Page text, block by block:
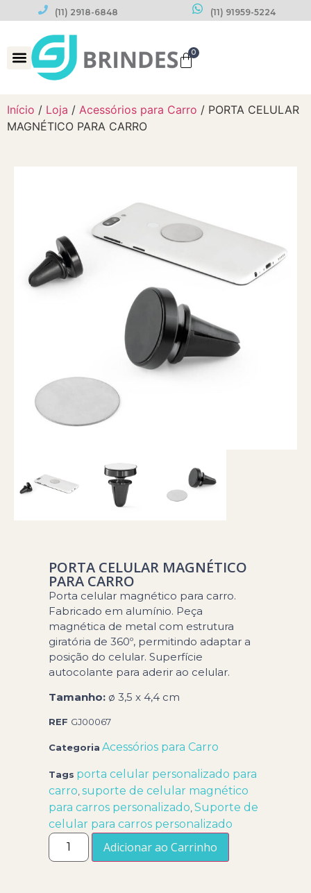
(11) 2918-6848 (11) 91959-5224
0
Início / Loja / Acessórios para Carro / PORTA CELULAR
MAGNÉTICO PARA CARRO
PORTA CELULAR MAGNÉTICO
PARA CARRO
Porta celular magnético para carro.
Fabricado em alumínio. Peça
magnética de metal com estrutura
giratória de 360º, permitindo adaptar a
posição do celular. Superfície
autocolante para aderir ao celular.
Tamanho: ø 3,5 x 4,4 cm
REF GJ00067
Categoria Acessórios para Carro
Tags porta celular personalizado para
carro ,suporte de celular magnético
para carros personalizado ,Suporte de
celular para carros personalizado
Adicionar ao Carrinho